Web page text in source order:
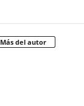
Más del autor